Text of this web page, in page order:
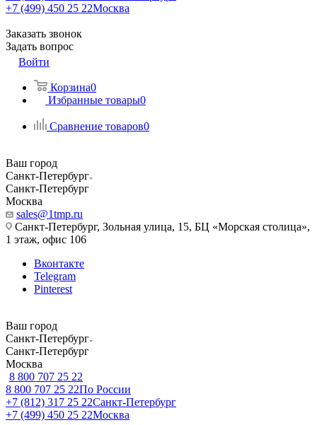
+7 (499) 450 25 22Москва
Заказать звонок
Задать вопрос
Войти
Корзина0
Избранные товары0
Сравнение товаров0
Ваш город
Санкт-Петербург
Санкт-Петербург
Москва
sales@1tmp.ru
Санкт-Петербург, Зольная улица, 15, БЦ «Морская столица»,
1 этаж, офис 106
Вконтакте
Telegram
Pinterest
Ваш город
Санкт-Петербург
Санкт-Петербург
Москва
8 800 707 25 22
8 800 707 25 22По России
+7 (812) 317 25 22Санкт-Петербург
+7 (499) 450 25 22Москва